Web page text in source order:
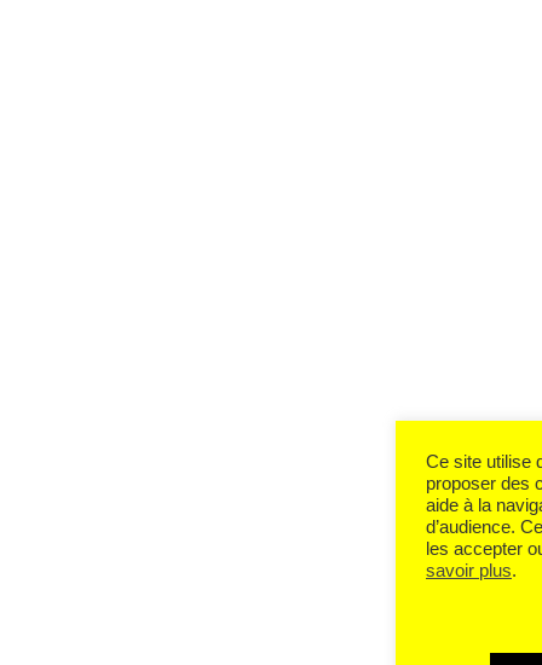
Ce site utilise
proposer des
aide à la
d’audience.
les accepter
savoir plus.